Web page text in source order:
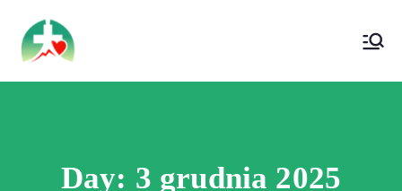
treści
Wojewódzki Szpital Specjalistyczny im.
Św. Rafała w Czerwonej Górze
Day: 3 grudnia 2025